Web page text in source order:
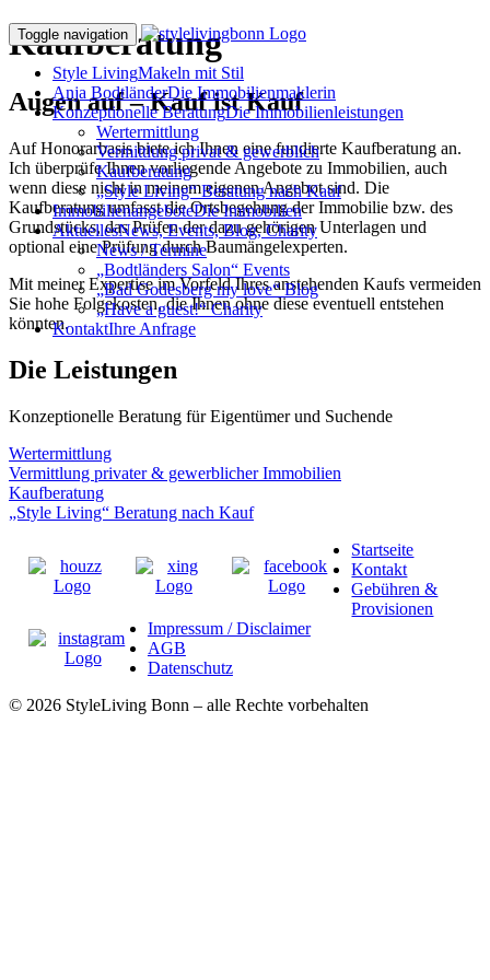
Toggle navigation
Style LivingMakeln mit Stil
Anja BodtländerDie Immobilienmaklerin
Konzeptionelle BeratungDie Immobilienleistungen
Wertermittlung
Vermittlung privat & gewerblich
Kaufberatung
„Style Living“ Beratung nach Kauf
ImmobilienangeboteDie Immobilien
AktuellesNews, Events, Blog, Charity
News / Termine
„Bodtländers Salon“ Events
„Bad Godesberg my love“ Blog
„Have a guest!“ Charity
KontaktIhre Anfrage
Kaufberatung
Augen auf – Kauf ist Kauf
Auf Honorarbasis biete ich Ihnen eine fundierte Kaufberatung an.
Ich überprüfe Ihnen vorliegende Angebote zu Immobilien, auch
wenn diese nicht in meinem eigenen Angebot sind. Die
Kaufberatung umfasst die Ortsbegehung der Immobilie bzw. des
Grundstücks, das Prüfen der dazu gehörigen Unterlagen und
optional eine Prüfung durch Baumängelexperten.
Mit meiner Expertise im Vorfeld Ihres anstehenden Kaufs vermeiden
Sie hohe Folgekosten, die Ihnen ohne diese eventuell entstehen
könnten.
Die Leistungen
Konzeptionelle Beratung für Eigentümer und Suchende
Wertermittlung
Vermittlung privater & gewerblicher Immobilien
Kaufberatung
„Style Living“ Beratung nach Kauf
Startseite
Kontakt
Gebühren &
Provisionen
Impressum / Disclaimer
AGB
Datenschutz
© 2026 StyleLiving Bonn – alle Rechte vorbehalten